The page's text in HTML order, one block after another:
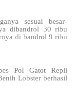
sesuai besar-
dibandrol 30 ribu
di bandrol 9 ribu
Pol Gatot Repli
Lobster berhasil